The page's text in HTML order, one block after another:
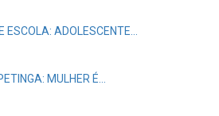
ESCOLA: ADOLESCENTE…
MULHER É…